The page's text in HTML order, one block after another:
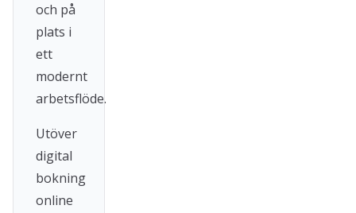
och på
plats i
ett
modernt
arbetsflöde.
Utöver
digital
bokning
online